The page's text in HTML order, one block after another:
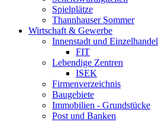
Spielplätze
Thannhauser Sommer
Wirtschaft & Gewerbe
Innenstadt und Einzelhandel
FIT
Lebendige Zentren
ISEK
Firmenverzeichnis
Baugebiete
Immobilien - Grundstücke
Post und Banken